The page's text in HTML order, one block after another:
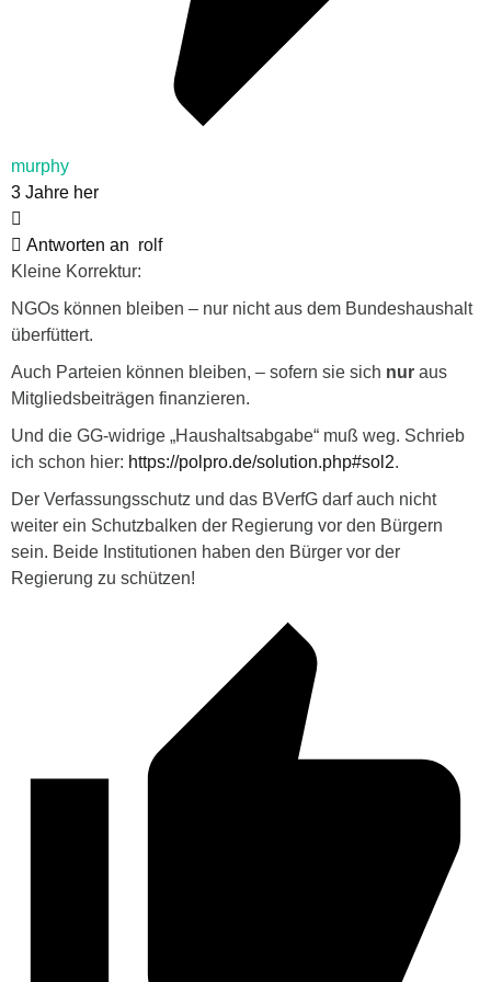
murphy
3 Jahre her
Antworten an rolf
Kleine Korrektur:
NGOs können bleiben – nur nicht aus dem Bundeshaushalt
überfüttert.
Auch Parteien können bleiben, – sofern sie sich nur aus
Mitgliedsbeiträgen finanzieren.
Und die GG-widrige „Haushaltsabgabe“ muß weg. Schrieb
ich schon hier: https://polpro.de/solution.php#sol2.
Der Verfassungsschutz und das BVerfG darf auch nicht
weiter ein Schutzbalken der Regierung vor den Bürgern
sein. Beide Institutionen haben den Bürger vor der
Regierung zu schützen!